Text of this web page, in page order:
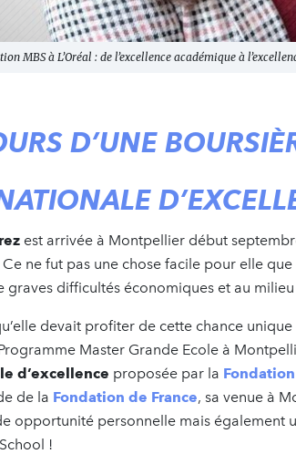
MBS à L’Oréal : de l’excellence académique à
D’UNE
est arrivée à Montpellier début
Ce ne fut pas une chose facile pour elle
graves difficultés économiques et au
devait profiter de cette chance
Master Grande Ecole à
d’excellence proposée par la
de la Fondation de France, sa venue à
opportunité personnelle mais également
!